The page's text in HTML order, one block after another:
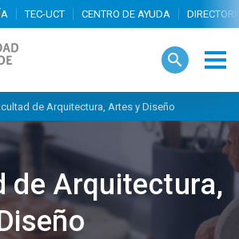
search
de Arquitectura, Artes y Diseño
de Arquitectura,